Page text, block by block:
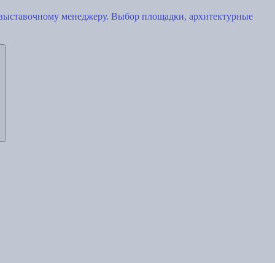
менеджеру. Выбор площадки, архитектурные